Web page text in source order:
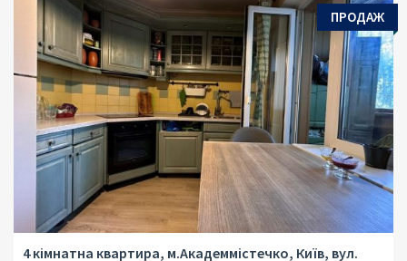
ПРОДАЖ
4 кімнатна квартира, м.Академмістечко, Київ, вул.